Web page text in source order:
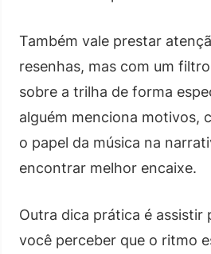
Também vale prestar
resenhas, mas com um
sobre a trilha de forma
alguém menciona motivos,
o papel da música na
encontrar melhor encaixe.
Outra dica prática é assistir
você perceber que o ritmo